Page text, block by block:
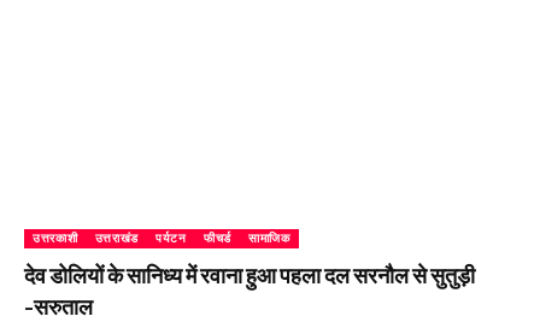
उत्तरकाशी उत्तराखंड पर्यटन फीचर्ड सामाजिक
देव डोलियों के सानिध्य में रवाना हुआ पहला दल सरनौल से सुतुड़ी
-सरुताल